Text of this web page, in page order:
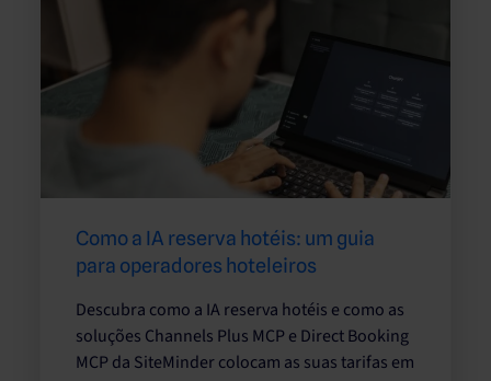
Como a IA reserva hotéis: um guia
para operadores hoteleiros
Descubra como a IA reserva hotéis e como as
soluções Channels Plus MCP e Direct Booking
MCP da SiteMinder colocam as suas tarifas em